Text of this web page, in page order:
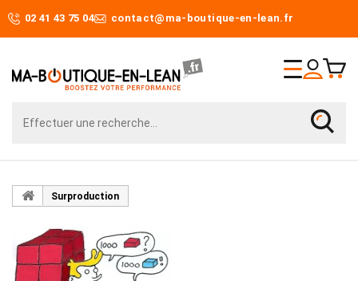
02 41 43 75 04 contact@ma-boutique-en-lean.fr
Surproduction